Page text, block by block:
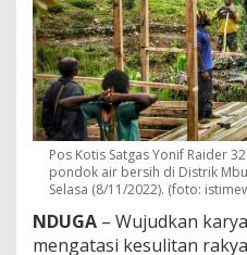
Pos Kotis Satgas Yonif Raider
pondok air bersih di Distrik
Selasa (8/11/2022). (foto:
NDUGA – Wujudkan
mengatasi kesulitan